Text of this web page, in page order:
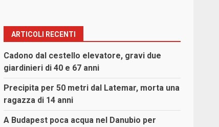
ARTICOLI RECENTI
Cadono dal cestello elevatore, gravi due
giardinieri di 40 e 67 anni
Precipita per 50 metri dal Latemar, morta una
ragazza di 14 anni
A Budapest poca acqua nel Danubio per